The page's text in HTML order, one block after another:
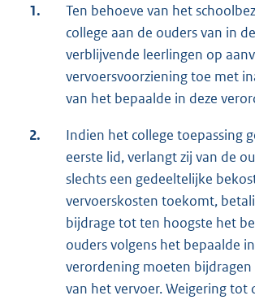
1.
Ten behoeve van het
college aan de ouders van in
verblijvende leerlingen op
vervoersvoorziening toe met
van het bepaalde in deze
2.
Indien het college toepassing
eerste lid, verlangt zij van de
slechts een gedeeltelijke
vervoerskosten toekomt,
bijdrage tot ten hoogste het
ouders volgens het bepaalde
verordening moeten bijdragen
van het vervoer. Weigering tot